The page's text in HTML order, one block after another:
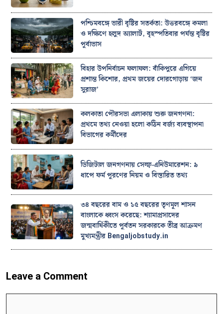
পশ্চিমবঙ্গে ভারী বৃষ্টির সতর্কতা: উত্তরবঙ্গে কমলা
ও দক্ষিণে হলুদ অ্যালার্ট, বৃহস্পতিবার পর্যন্ত বৃষ্টির
পূর্বাভাস
বিহার উপনির্বাচন ফলাফল: বাঁকিপুরে এগিয়ে
প্রশান্ত কিশোর, প্রথম জয়ের দোরগোড়ায় ‘জন
সুরাজ’
কলকাতা পৌরসভা এলাকায় শুরু জনগণনা:
প্রথমে তথ্য নেওয়া হলো কঠিন বর্জ্য ব্যবস্থাপনা
বিভাগের কর্মীদের
ডিজিটাল জনগণনায় সেল্ফ-এনিউমারেশন: ৯
ধাপে ফর্ম পূরণের নিয়ম ও বিস্তারিত তথ্য
৩৪ বছরের বাম ও ১৫ বছরের তৃণমূল শাসন
বাংলাকে ধ্বংস করেছে: শ্যামাপ্রসাদের
জন্মবার্ষিকীতে পূর্বতন সরকারকে তীব্র আক্রমণ
মুখ্যমন্ত্রীর Bengaljobstudy.in
Leave a Comment